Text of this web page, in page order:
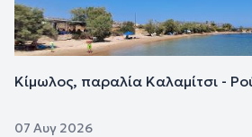
Κίμωλος, παραλία Καλαμίτσι -
07 Αυγ 2026